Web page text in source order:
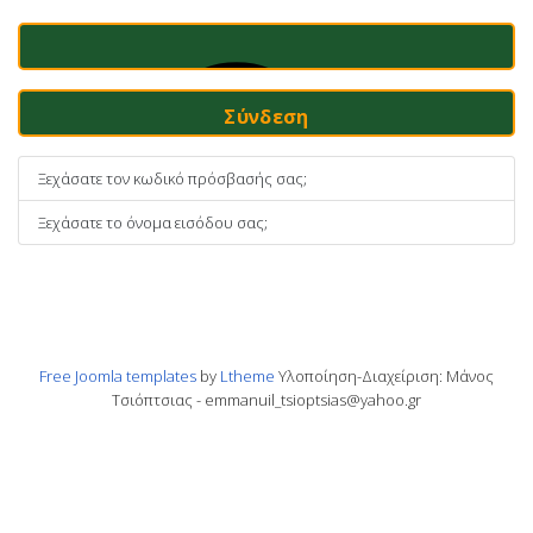
Σύνδεση
Ξεχάσατε τον κωδικό πρόσβασής σας;
Ξεχάσατε το όνομα εισόδου σας;
Free Joomla templates by Ltheme Υλοποίηση-Διαχείριση: Μάνος
Τσιόπτσιας - emmanuil_tsioptsias@yahoo.gr